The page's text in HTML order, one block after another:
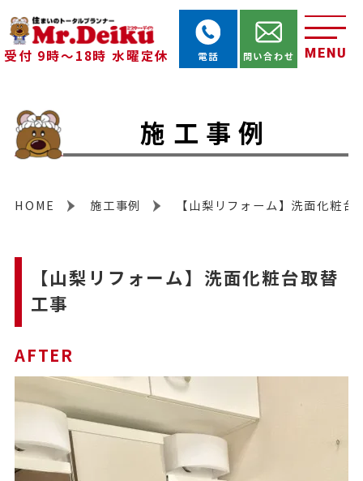
受付 9時～18時 水曜定休 MENU
電話 問い合わせ
施工事例
HOME 施工事例 【山梨リフォーム】洗面化粧台
【山梨リフォーム】洗面化粧台取替
工事
AFTER